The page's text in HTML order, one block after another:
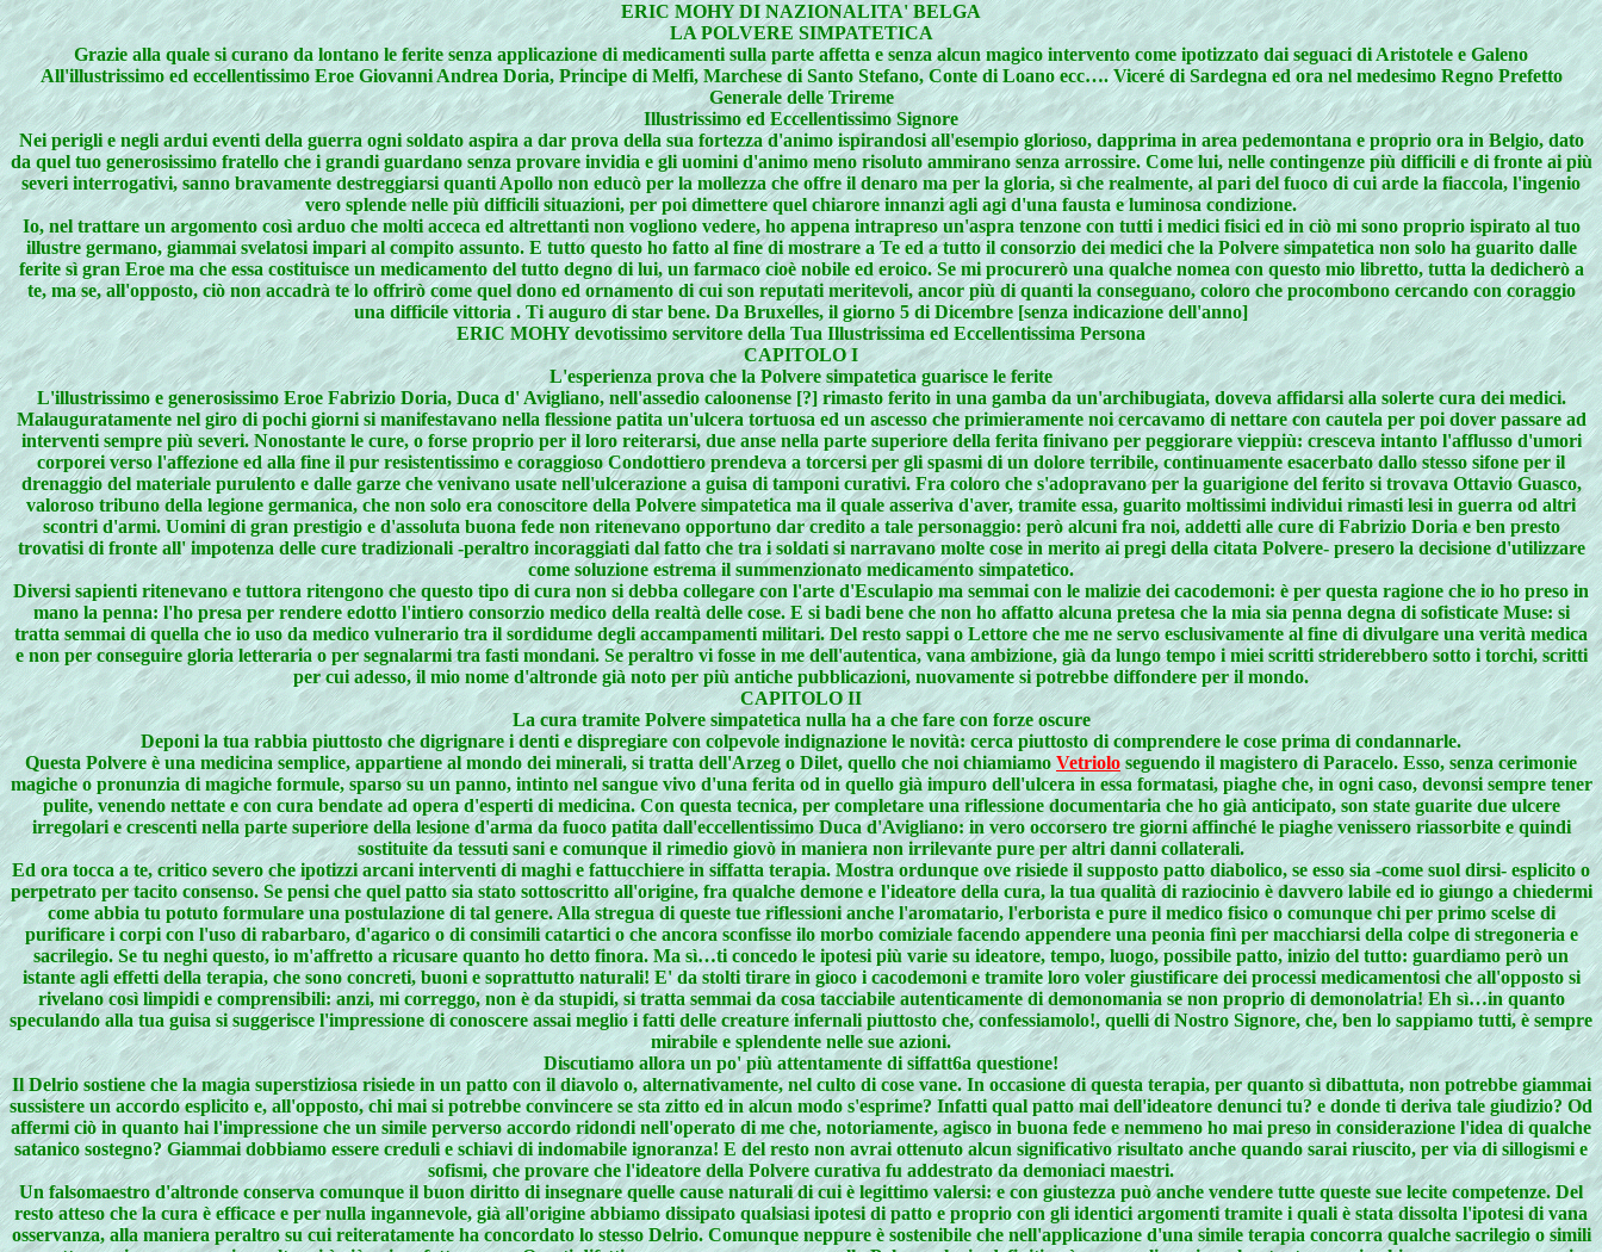
ERIC MOHY DI NAZIONALITA' BELGA
LA POLVERE SIMPATETICA
Grazie alla quale si curano da lontano le ferite senza applicazione di medicamenti sulla parte affetta e senza alcun magico intervento come ipotizzato dai seguaci di Aristotele e Galeno
All'illustrissimo ed eccellentissimo Eroe Giovanni Andrea Doria, Principe di Melfi, Marchese di Santo Stefano, Conte di Loano ecc…. Viceré di Sardegna ed ora nel medesimo Regno Prefetto
Generale delle Trireme
Illustrissimo ed Eccellentissimo Signore
Nei perigli e negli ardui eventi della guerra ogni soldato aspira a dar prova della sua fortezza d'animo ispirandosi all'esempio glorioso, dapprima in area pedemontana e proprio ora in Belgio, dato
da quel tuo generosissimo fratello che i grandi guardano senza provare invidia e gli uomini d'animo meno risoluto ammirano senza arrossire. Come lui, nelle contingenze più difficili e di fronte ai più
severi interrogativi, sanno bravamente destreggiarsi quanti Apollo non educò per la mollezza che offre il denaro ma per la gloria, sì che realmente, al pari del fuoco di cui arde la fiaccola, l'ingenio
vero splende nelle più difficili situazioni, per poi dimettere quel chiarore innanzi agli agi d'una fausta e luminosa condizione.
Io, nel trattare un argomento così arduo che molti acceca ed altrettanti non vogliono vedere, ho appena intrapreso un'aspra tenzone con tutti i medici fisici ed in ciò mi sono proprio ispirato al tuo
illustre germano, giammai svelatosi impari al compito assunto. E tutto questo ho fatto al fine di mostrare a Te ed a tutto il consorzio dei medici che la Polvere simpatetica non solo ha guarito dalle
ferite sì gran Eroe ma che essa costituisce un medicamento del tutto degno di lui, un farmaco cioè nobile ed eroico. Se mi procurerò una qualche nomea con questo mio libretto, tutta la dedicherò a
te, ma se, all'opposto, ciò non accadrà te lo offrirò come quel dono ed ornamento di cui son reputati meritevoli, ancor più di quanti la conseguano, coloro che procombono cercando con coraggio
una difficile vittoria . Ti auguro di star bene. Da Bruxelles, il giorno 5 di Dicembre [senza indicazione dell'anno]
ERIC MOHY devotissimo servitore della Tua Illustrissima ed Eccellentissima Persona
CAPITOLO I
L'esperienza prova che la Polvere simpatetica guarisce le ferite
L'illustrissimo e generosissimo Eroe Fabrizio Doria, Duca d' Avigliano, nell'assedio caloonense [?] rimasto ferito in una gamba da un'archibugiata, doveva affidarsi alla solerte cura dei medici.
Malauguratamente nel giro di pochi giorni si manifestavano nella flessione patita un'ulcera tortuosa ed un ascesso che primieramente noi cercavamo di nettare con cautela per poi dover passare ad
interventi sempre più severi. Nonostante le cure, o forse proprio per il loro reiterarsi, due anse nella parte superiore della ferita finivano per peggiorare vieppiù: cresceva intanto l'afflusso d'umori
corporei verso l'affezione ed alla fine il pur resistentissimo e coraggioso Condottiero prendeva a torcersi per gli spasmi di un dolore terribile, continuamente esacerbato dallo stesso sifone per il
drenaggio del materiale purulento e dalle garze che venivano usate nell'ulcerazione a guisa di tamponi curativi. Fra coloro che s'adopravano per la guarigione del ferito si trovava Ottavio Guasco,
valoroso tribuno della legione germanica, che non solo era conoscitore della Polvere simpatetica ma il quale asseriva d'aver, tramite essa, guarito moltissimi individui rimasti lesi in guerra od altri
scontri d'armi. Uomini di gran prestigio e d'assoluta buona fede non ritenevano opportuno dar credito a tale personaggio: però alcuni fra noi, addetti alle cure di Fabrizio Doria e ben presto
trovatisi di fronte all' impotenza delle cure tradizionali -peraltro incoraggiati dal fatto che tra i soldati si narravano molte cose in merito ai pregi della citata Polvere- presero la decisione d'utilizzare
come soluzione estrema il summenzionato medicamento simpatetico.
Diversi sapienti ritenevano e tuttora ritengono che questo tipo di cura non si debba collegare con l'arte d'Esculapio ma semmai con le malizie dei cacodemoni: è per questa ragione che io ho preso in
mano la penna: l'ho presa per rendere edotto l'intiero consorzio medico della realtà delle cose. E si badi bene che non ho affatto alcuna pretesa che la mia sia penna degna di sofisticate Muse: si
tratta semmai di quella che io uso da medico vulnerario tra il sordidume degli accampamenti militari. Del resto sappi o Lettore che me ne servo esclusivamente al fine di divulgare una verità medica
e non per conseguire gloria letteraria o per segnalarmi tra fasti mondani. Se peraltro vi fosse in me dell'autentica, vana ambizione, già da lungo tempo i miei scritti striderebbero sotto i torchi, scritti
per cui adesso, il mio nome d'altronde già noto per più antiche pubblicazioni, nuovamente si potrebbe diffondere per il mondo.
CAPITOLO II
La cura tramite Polvere simpatetica nulla ha a che fare con forze oscure
Deponi la tua rabbia piuttosto che digrignare i denti e dispregiare con colpevole indignazione le novità: cerca piuttosto di comprendere le cose prima di condannarle.
Questa Polvere è una medicina semplice, appartiene al mondo dei minerali, si tratta dell'Arzeg o Dilet, quello che noi chiamiamo Vetrioloseguendo il magistero di Paracelo. Esso, senza cerimonie
magiche o pronunzia di magiche formule, sparso su un panno, intinto nel sangue vivo d'una ferita od in quello già impuro dell'ulcera in essa formatasi, piaghe che, in ogni caso, devonsi sempre tener
pulite, venendo nettate e con cura bendate ad opera d'esperti di medicina. Con questa tecnica, per completare una riflessione documentaria che ho già anticipato, son state guarite due ulcere
irregolari e crescenti nella parte superiore della lesione d'arma da fuoco patita dall'eccellentissimo Duca d'Avigliano: in vero occorsero tre giorni affinché le piaghe venissero riassorbite e quindi
sostituite da tessuti sani e comunque il rimedio giovò in maniera non irrilevante pure per altri danni collaterali.
Ed ora tocca a te, critico severo che ipotizzi arcani interventi di maghi e fattucchiere in siffatta terapia. Mostra ordunque ove risiede il supposto patto diabolico, se esso sia -come suol dirsi- esplicito o
perpetrato per tacito consenso. Se pensi che quel patto sia stato sottoscritto all'origine, fra qualche demone e l'ideatore della cura, la tua qualità di raziocinio è davvero labile ed io giungo a chiedermi
come abbia tu potuto formulare una postulazione di tal genere. Alla stregua di queste tue riflessioni anche l'aromatario, l'erborista e pure il medico fisico o comunque chi per primo scelse di
purificare i corpi con l'uso di rabarbaro, d'agarico o di consimili catartici o che ancora sconfisse ilo morbo comiziale facendo appendere una peonia finì per macchiarsi della colpe di stregoneria e
sacrilegio. Se tu neghi questo, io m'affretto a ricusare quanto ho detto finora. Ma sì…ti concedo le ipotesi più varie su ideatore, tempo, luogo, possibile patto, inizio del tutto: guardiamo però un
istante agli effetti della terapia, che sono concreti, buoni e soprattutto naturali! E' da stolti tirare in gioco i cacodemoni e tramite loro voler giustificare dei processi medicamentosi che all'opposto si
rivelano così limpidi e comprensibili: anzi, mi correggo, non è da stupidi, si tratta semmai da cosa tacciabile autenticamente di demonomania se non proprio di demonolatria! Eh sì…in quanto
speculando alla tua guisa si suggerisce l'impressione di conoscere assai meglio i fatti delle creature infernali piuttosto che, confessiamolo!, quelli di Nostro Signore, che, ben lo sappiamo tutti, è sempre
mirabile e splendente nelle sue azioni.
Discutiamo allora un po' più attentamente di siffatt6a questione!
Il Delrio sostiene che la magia superstiziosa risiede in un patto con il diavolo o, alternativamente, nel culto di cose vane. In occasione di questa terapia, per quanto sì dibattuta, non potrebbe giammai
sussistere un accordo esplicito e, all'opposto, chi mai si potrebbe convincere se sta zitto ed in alcun modo s'esprime? Infatti qual patto mai dell'ideatore denunci tu? e donde ti deriva tale giudizio? Od
affermi ciò in quanto hai l'impressione che un simile perverso accordo ridondi nell'operato di me che, notoriamente, agisco in buona fede e nemmeno ho mai preso in considerazione l'idea di qualche
satanico sostegno? Giammai dobbiamo essere creduli e schiavi di indomabile ignoranza! E del resto non avrai ottenuto alcun significativo risultato anche quando sarai riuscito, per via di sillogismi e
sofismi, che provare che l'ideatore della Polvere curativa fu addestrato da demoniaci maestri.
Un falsomaestro d'altronde conserva comunque il buon diritto di insegnare quelle cause naturali di cui è legittimo valersi: e con giustezza può anche vendere tutte queste sue lecite competenze. Del
resto atteso che la cura è efficace e per nulla ingannevole, già all'origine abbiamo dissipato qualsiasi ipotesi di patto e proprio con gli identici argomenti tramite i quali è stata dissolta l'ipotesi di vana
osservanza, alla maniera peraltro su cui reiteratamente ha concordato lo stesso Delrio. Comunque neppure è sostenibile che nell'applicazione d'una simile terapia concorra qualche sacrilegio o simili